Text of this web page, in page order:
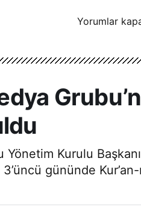
Yorumlar
Kurulu
gününde